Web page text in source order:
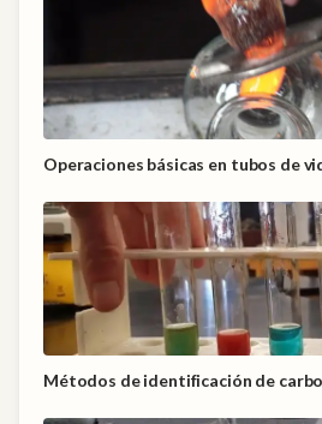
Operaciones básicas en tubos de
Métodos de identificación de